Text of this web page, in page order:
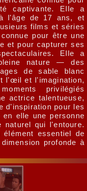
captivante. Elle a
l'âge de 17 ans, et
films et séries
pour être une
et pour capturer ses
Elle a
nature — des
de sable blanc
l'œil et l'imagination,
privilégiés
actrice talentueuse,
d'inspiration pour les
elle une personne
naturel qui l'entoure.
essentiel de
profonde à